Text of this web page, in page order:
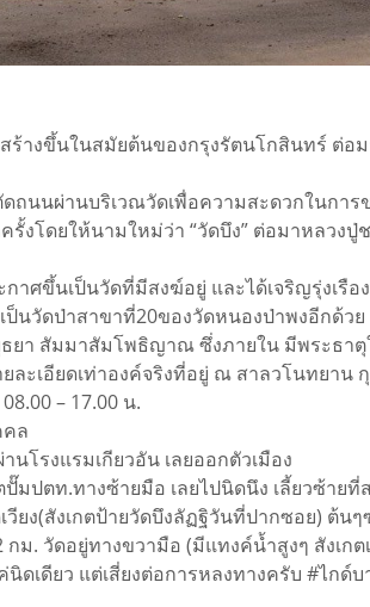
ร้างขึ้นในสมัยต้นของกรุงรัตนโกสินทร์ ต่
นนผ่านบริเวณวัดเพื่อความสะดวกในกา
โดยให้นามใหม่ว่า “วัดบึง” ต่อมาหลวง
าศขึ้นเป็นวัดที่มีสงฆ์อยู่ และได้เจริญรุ่งเ
ป็นวัดป่าสาขาที่20ของวัดหนองป่าพงอีกด้วย
ยา สัมมาสัมโพธิญาณ ซึ่งภายใน มีพระธา
ะเอียดเท่าองค์จริงที่อยู่ ณ สาลวโนทยาน
– 17.00 น.
คล
นโรงแรมเกียวอัน เลยออกตัวเมือง
ปั๊มปตท.ทางซ้ายมือ เลยไปนิดนึง เลี้ยวซ้า
วียง(สังเกตป้ายวัดบึงลัฏฐิวันที่ปากซอย) ต้น
ม. วัดอยู่ทางขวามือ (มีแทงค์น้ำสูงๆ สังเก
ดเดียว แต่เสี่ยงต่อการหลงทางครับ #ไกด์บ